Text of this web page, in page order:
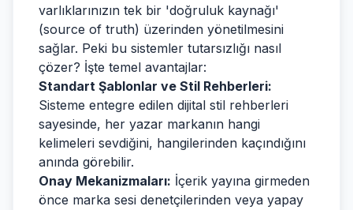
varlıklarınızın tek bir 'doğruluk kaynağı'
(source of truth) üzerinden yönetilmesini
sağlar. Peki bu sistemler tutarsızlığı nasıl
çözer? İşte temel avantajlar:
Standart Şablonlar ve Stil Rehberleri:
Sisteme entegre edilen dijital stil rehberleri
sayesinde, her yazar markanın hangi
kelimeleri sevdiğini, hangilerinden kaçındığını
anında görebilir.
Onay Mekanizmaları: İçerik yayına girmeden
önce marka sesi denetçilerinden veya yapay